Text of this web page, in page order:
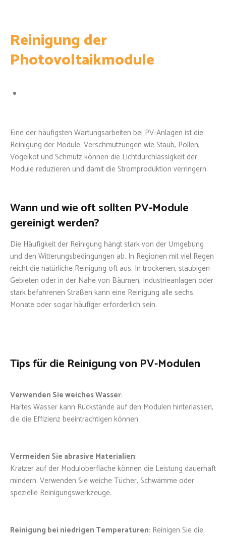
Reinigung der
Photovoltaikmodule
Eine der häufigsten Wartungsarbeiten bei PV-Anlagen ist die
Reinigung der Module. Verschmutzungen wie Staub, Pollen,
Vogelkot und Schmutz können die Lichtdurchlässigkeit der
Module reduzieren und damit die Stromproduktion verringern.
Wann und wie oft sollten PV-Module
gereinigt werden?
Die Häufigkeit der Reinigung hängt stark von der Umgebung
und den Witterungsbedingungen ab. In Regionen mit viel Regen
reicht die natürliche Reinigung oft aus. In trockenen, staubigen
Gebieten oder in der Nähe von Bäumen, Industrieanlagen oder
stark befahrenen Straßen kann eine Reinigung alle sechs
Monate oder sogar häufiger erforderlich sein.
Tips für die Reinigung von PV-Modulen
Verwenden Sie weiches Wasser:
Hartes Wasser kann Rückstände auf den Modulen hinterlassen,
die die Effizienz beeinträchtigen können.
Vermeiden Sie abrasive Materialien:
Kratzer auf der Moduloberfläche können die Leistung dauerhaft
mindern. Verwenden Sie weiche Tücher, Schwämme oder
spezielle Reinigungswerkzeuge.
Reinigung bei niedrigen Temperaturen: Reinigen Sie die